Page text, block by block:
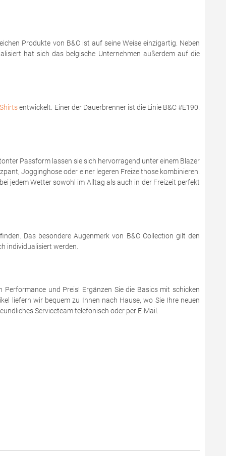
Produkte von B&C ist auf seine Weise einzigartig. Neben
hat sich das belgische Unternehmen außerdem auf die
entwickelt. Einer der Dauerbrenner ist die Linie B&C #E190.
Passform lassen sie sich hervorragend unter einem Blazer
Jogginghose oder einer legeren Freizeithose kombinieren.
jedem Wetter sowohl im Alltag als auch in der Freizeit perfekt
Das besondere Augenmerk von B&C Collection gilt den
individualisiert werden.
und Preis! Ergänzen Sie die Basics mit schicken
liefern wir bequem zu Ihnen nach Hause, wo Sie Ihre neuen
Serviceteam telefonisch oder per E-Mail.